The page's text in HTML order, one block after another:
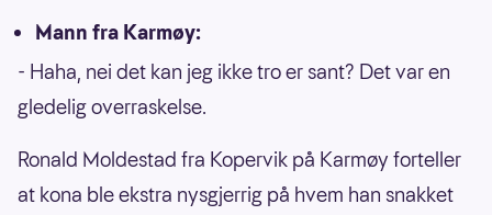
Mann fra Karmøy:
- Haha, nei det kan jeg ikke tro er sant? Det var en
gledelig overraskelse.
Ronald Moldestad fra Kopervik på Karmøy forteller
at kona ble ekstra nysgjerrig på hvem han snakket